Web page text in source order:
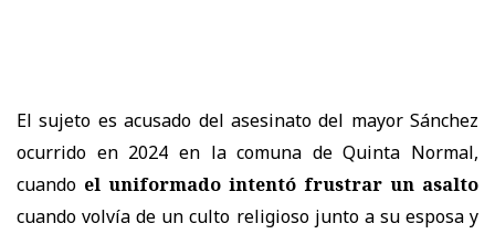
El sujeto es acusado del asesinato del mayor Sánchez
ocurrido en 2024 en la comuna de Quinta Normal,
cuando el uniformado intentó frustrar un asalto
cuando volvía de un culto religioso junto a su esposa y